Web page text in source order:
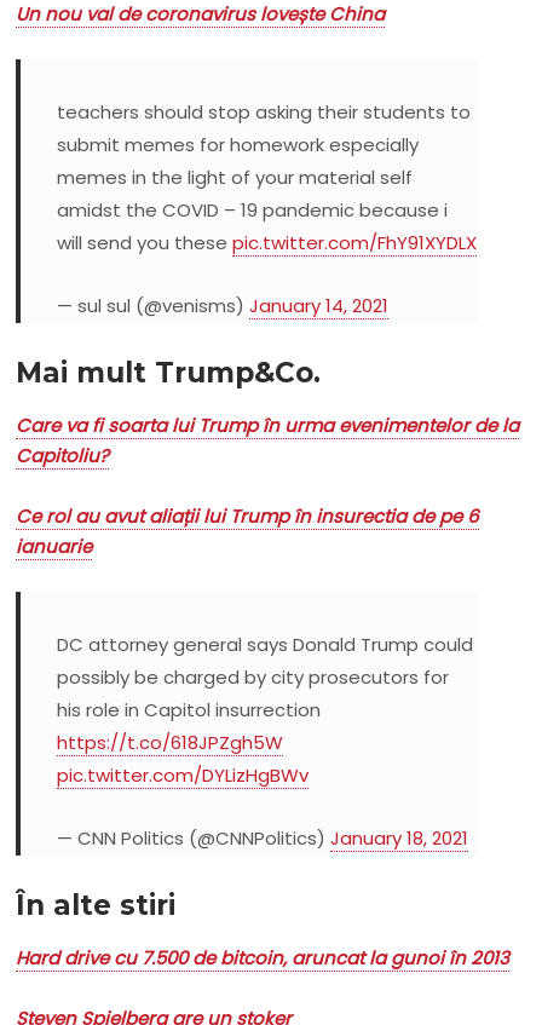
Un nou val de coronavirus lovește China
teachers should stop asking their students to
submit memes for homework especially
memes in the light of your material self
amidst the COVID – 19 pandemic because i
will send you thesepic.twitter.com/FhY91XYDLX
— sul sul (@venisms)January 14, 2021
Mai mult Trump&Co.
Care va fi soarta lui Trump în urma evenimentelor de la
Capitoliu?
Ce rol au avut aliații lui Trump în insurectia de pe 6
ianuarie
DC attorney general says Donald Trump could
possibly be charged by city prosecutors for
his role in Capitol insurrection
https://t.co/618JPZgh5W
pic.twitter.com/DYLizHgBWv
— CNN Politics (@CNNPolitics)January 18, 2021
În alte stiri
Hard drive cu 7.500 de bitcoin, aruncat la gunoi în 2013
Steven Spielberg are un stoker